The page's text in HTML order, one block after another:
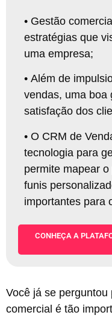
• Gestão
estratégias que
uma empresa;
• Além de
vendas, uma boa
satisfação dos
• O CRM de
tecnologia para
permite mapear
funis
importantes para
CONHEÇA A
Você já se
comercial é tão